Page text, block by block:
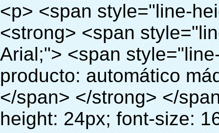
<p> <span style="line-height: 24px; font-size: 16px;"> <strong> <span style="line-height: 27px; font-family: Arial;"> <span style="line-height: 24px;"> Nombre del producto: automático máquina de la cubierta </span> </span> </strong> </span> </p> <p> <span style="line-height: 24px; font-size: 16px;"> <strong> </strong> <strong> <span style="line-height: 24px; font-family: Arial;"> Modelo no.: XT-46B (i) </span> </strong> </span> </p> <p>&nbsp;&nbsp;</p> <div id="ali-anchor-AliPostDhMb-e46fe" style="padding-top: 8px; background-color: #f5f5f5;" data-section-title="Product Uses" data-section="AliPostDhMb-e46fe"> <div id="ali-title-AliPostDhMb-e46fe" style="padding: 8px 0px; border-bottom-style: solid;"> <span style="background-color: #ddd; color: #333; font-weight: bold; padding: 8px 10px; line-height: 12px;"> Producto utiliza </span> </div> <div style="padding: 10px 0px;"> <p>&nbsp;<img src="http://i03.i.aliimg.com/simg/single/icon/placeholder_100x100.png" data-src="http://g01.s.alicdn.com/kf/HTB1PdJsIVXXXXXwXFXXq6xXFXXXp/200852200/HTB1PdJsIVXXXXXwXFXXq6xXFXXXp.jpg" data-alt="Suministro directo de fábrica pe máquina cubierta de la zapata para bienes raíces" width="700" ori-width="800" ori-height="922" /> <noscript><img src="http://g01.s.alicdn.com/kf/HTB1PdJsIVXXXXXwXFXXq6xXFXXXp/200852200/HTB1PdJsIVXXXXXwXFXXq6xXFXXXp.jpg" alt="Suministro directo de fábrica pe máquina cubierta de la zapata para bienes raíces" width="700" ori-width="800" ori-height="922"></noscript> </p> <p>&nbsp;</p> <p><img src="http://i03.i.aliimg.com/simg/single/icon/placeholder_100x100.png" data-src="http://g03.s.alicdn.com/kf/HTB1dGKSHVXXXXX5XXXXq6xXFXXXf/200852200/HTB1dGKSHVXXXXX5XXXXq6xXFXXXf.jpg" width="700" /> <noscript><img src="http://g03.s.alicdn.com/kf/HTB1dGKSHVXXXXX5XXXXq6xXFXXXf/200852200/HTB1dGKSHVXXXXX5XXXXq6xXFXXXf.jpg" width="700"></noscript> </p> </div> </div> <p>&nbsp;</p> <p>&nbsp;</p> <div id="ali-anchor-AliPostDhMb-te3xv" style="padding-top: 8px;" data-section-title="Technology" data-section="AliPostDhMb-te3xv"> <div id="ali-title-AliPostDhMb-te3xv" style="padding: 8px 0px; border-bottom-style: solid;"> <span style="background-color: #ddd; color: #333; font-weight: bold; padding: 8px 10px; line-height: 12px;"> Tecnología </span> </div> <div style="padding: 10px 0px;"> <p>&nbsp; <span style="line-height: normal; font-size: 14px; font-family: Arial;"> Esta máquina de la cubierta automática utiliza el principio de que <span style="line-height: 21px; color: #0000ff;"> <strong> <span style="line-height: 21px; color: #99cc00;"> <em> T </em> </span> </strong> </span> </span> <strong> <span style="line-height: 21px; color: #99cc00;"> <em> <span style="line-height: normal; font-family: Arial;"> Hermo film retráctil se reducirá en </span> </em> </span> </strong> </p> <p> <span style="line-height: 21px; font-size: 14px;"> <strong> <em> <span style="line-height: normal; font-family: Arial; color: #99cc00;"> Temperatura adecuada </span> </em> </strong> <span style="line-height: normal; font-family: Arial;"> <strong> <em> <span style="line-height: 21px; color: #99cc00;"> . </span> </em> </strong> Tecnología diferente de otros cubierta del zapato </span> <span style="line-height: normal; font-family: Arial;"> Máquina </span> <span style="line-height: normal; font-family: Arial;"> . </span> </span> </p> <p> <span style="line-height: 21px; font-size: 14px;"> <span style="line-height: normal; font-family: Arial;"> Puede <span style="line-height: 21px; color: #0000ff;"> </span> </span> <em> <span style="line-height: normal; font-weight: bold; font-family: Arial; color: #99cc00;"> Automáticamente </span> </em> <span style="line-height: normal; font-family: Arial;"> <em> <span style="line-height: 21px; color: #99cc00;"> </span> </em> Salidas y corta la película de PVC y </span> <em> <span style="line-height: normal; font-weight: bold; font-family: Arial; color: #99cc00;"> Proporcionar aire caliente. </span> </em> </span> </p> <p><br> <strong> <span style="line-height: 21px; font-size: 14px;"> <span style="line-height: normal; font-family: Arial;"> Que </span> <span style="line-height: 18px;"> <span style="line-height: normal; font-family: Arial;"> Sólo toma tres </span> </span> <span style="line-height: normal; font-family: Arial;"> Segundos para hacer que el PVC